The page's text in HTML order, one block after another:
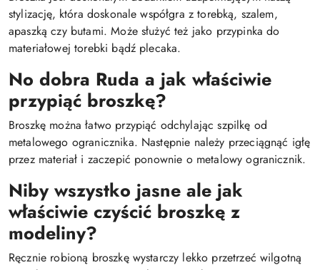
stylizację, która doskonale współgra z torebką, szalem,
apaszką czy butami. Może służyć też jako przypinka do
materiałowej torebki bądź plecaka.
No dobra Ruda a jak właściwie
przypiąć broszkę?
Broszkę można łatwo przypiąć odchylając szpilkę od
metalowego ogranicznika. Następnie należy przeciągnąć igłę
przez materiał i zaczepić ponownie o metalowy ogranicznik.
Niby wszystko jasne ale jak
właściwie czyścić broszkę z
modeliny?
Ręcznie robioną broszkę wystarczy lekko przetrzeć wilgotną